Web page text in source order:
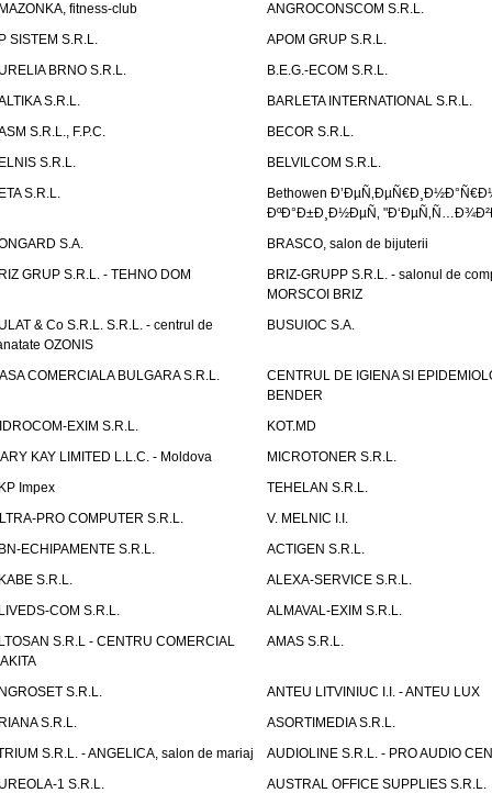
fitness-club
ANGROCONSCOM S.R.L.
SISTEM S.R.L.
APOM GRUP S.R.L.
BRNO S.R.L.
B.E.G.-ECOM S.R.L.
S.R.L.
BARLETA INTERNATIONAL S.R.L.
S.R.L., F.P.C.
BECOR S.R.L.
S.R.L.
BELVILCOM S.R.L.
S.R.L.
Bethowen
ÐºÐ°Ð±Ð¸Ð½ÐµÑ‚
S.A.
BRASCO, salon de bijuterii
GRUP S.R.L. - TEHNO DOM
BRIZ-GRUPP S.R.L. - salonul de
MORSCOI BRIZ
& Co S.R.L. S.R.L. - centrul de
OZONIS
BUSUIOC S.A.
COMERCIALA BULGARA S.R.L.
CENTRUL DE IGIENA SI
BENDER
EXIM S.R.L.
KOT.MD
KAY LIMITED L.L.C. - Moldova
MICROTONER S.R.L.
Impex
TEHELAN S.R.L.
PRO COMPUTER S.R.L.
V. MELNIC I.I.
ECHIPAMENTE S.R.L.
ACTIGEN S.R.L.
S.R.L.
ALEXA-SERVICE S.R.L.
COM S.R.L.
ALMAVAL-EXIM S.R.L.
S.R.L - CENTRU COMERCIAL
AMAS S.R.L.
S.R.L.
ANTEU LITVINIUC I.I. - ANTEU LUX
S.R.L.
ASORTIMEDIA S.R.L.
S.R.L. - ANGELICA, salon de mariaj
AUDIOLINE S.R.L. - PRO AUDIO
1 S.R.L.
AUSTRAL OFFICE SUPPLIES S.R.L.